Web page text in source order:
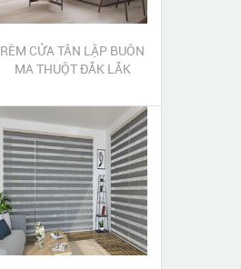
RÈM CỬA TÂN LẬP BUÔN
MA THUỘT ĐẮK LẮK